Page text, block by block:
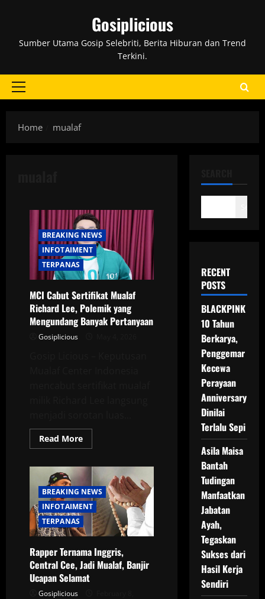
Gosiplicious
Sumber Utama Gosip Selebriti, Berita Hiburan dan Trend
Terkini.
Primary
Home
mualaf
BREAKING NEWS
INFOTAIMENT
TERPANAS
MCI Cabut Sertifikat Mualaf
Richard Lee, Polemik yang
Mengundang Banyak Pertanyaan
Gosiplicious
Read MoreRead
more
Cabut
Sertifikat
Mualaf
Richard
Lee,
Polemik
yang
Mengundang
Banyak
Pertanyaan
BREAKING NEWS
INFOTAIMENT
TERPANAS
Rapper Ternama Inggris,
Central Cee, Jadi Mualaf, Banjir
Ucapan Selamat
Gosiplicious
RECENT
POSTS
BLACKPINK
10 Tahun
Berkarya,
Penggemar
Kecewa
Perayaan
Anniversary
Dinilai
Terlalu Sepi
Asila Maisa
Bantah
Tudingan
Manfaatkan
Jabatan
Ayah,
Tegaskan
Sukses dari
Hasil Kerja
Sendiri